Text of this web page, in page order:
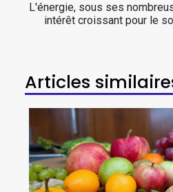
L'énergie, sous ses
intérêt croissant pour le
Articles